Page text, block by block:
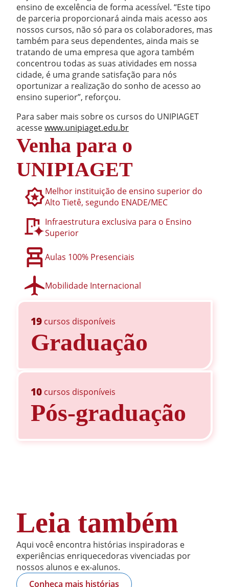
ensino de excelência de forma acessível. “Este tipo
de parceria proporcionará ainda mais acesso aos
nossos cursos, não só para os colaboradores, mas
também para seus dependentes, ainda mais se
tratando de uma empresa que agora também
concentrou todas as suas atividades em nossa
cidade, é uma grande satisfação para nós
oportunizar a realização do sonho de acesso ao
ensino superior”, reforçou.
Para saber mais sobre os cursos do UNIPIAGET
acessewww.unipiaget.edu.br
Venha para o
UNIPIAGET
Melhor instituição de ensino superior do
Alto Tietê, segundo ENADE/MEC
Infraestrutura exclusiva para o Ensino
Superior
Aulas 100% Presenciais
Mobilidade Internacional
19 cursos disponíveis
Graduação
10 cursos disponíveis
Pós-graduação
Leia também
Aqui você encontra histórias inspiradoras e
experiências enriquecedoras vivenciadas por
nossos alunos e ex-alunos.
Conheça mais histórias